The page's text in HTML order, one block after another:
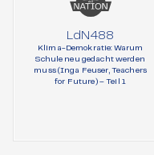
LdN488
Klima-Demokratie: Warum
Schule neu gedacht werden
muss (Inga Feuser, Teachers
for Future) – Teil 1